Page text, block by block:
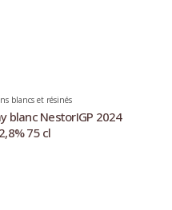
blancs et résinés
blanc NestorIGP 2024
75 cl